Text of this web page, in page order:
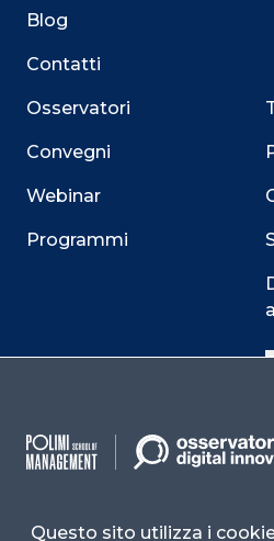
Blog
Contatti
Osservatori
Convegni
Webinar
Programmi
Facebook
Questo sito utilizza i